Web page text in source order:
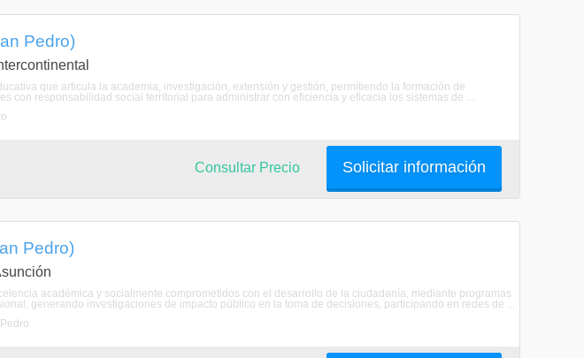
Pedro)
que articula la academia, investigación, extensión y gestión, permitiendo la formación de
con responsabilidad social territorial para administrar con eficiencia y eficacia los sistemas de ...
Solicitar información
Consultar Precio
Pedro)
académica y socialmente comprometidos con el desarrollo de la ciudadanía, mediante programas
generando investigaciones de impacto público en la toma de decisiones, participando en redes de ...